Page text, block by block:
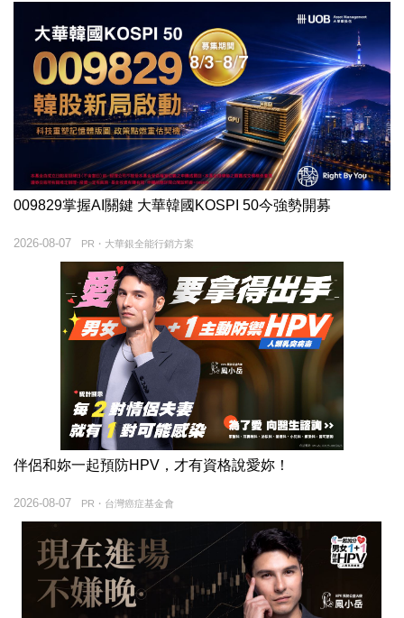
009829掌握AI關鍵 大華韓國KOSPI 50今強勢開募
PR・大華銀全能行銷方案
2026-08-07
伴侶和妳一起預防HPV，才有資格說愛妳！
PR・台灣癌症基金會
2026-08-07